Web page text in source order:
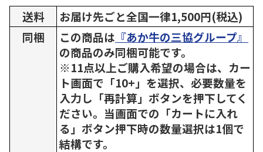
送料
お届け先ごと全国一律1,500円(税込)
同梱
この商品は 『あか牛の三協グループ』
の商品のみ同梱可能です。
※11点以上ご購入希望の場合は、カー
ト画面で「10+」を選択、必要数量を
入力し「再計算」ボタンを押下してく
ださい。当画面での「カートに入れ
る」ボタン押下時の数量選択は1個で
結構です。